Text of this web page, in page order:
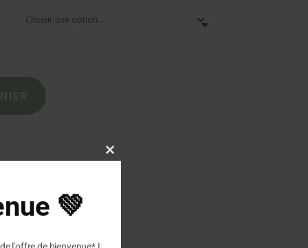
Close
💚